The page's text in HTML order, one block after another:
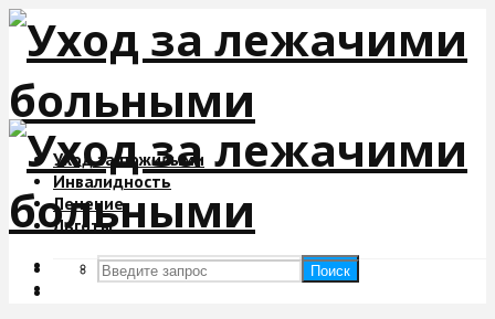
Уход за пожилыми
Инвалидность
Лечение
Льготы
Поиск
Поиск